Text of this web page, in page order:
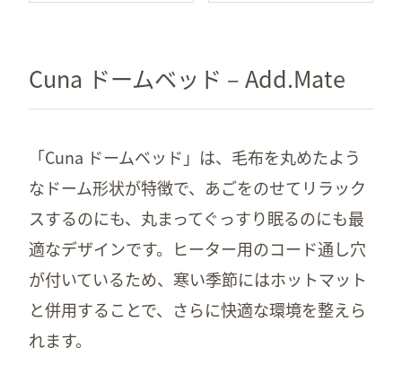
Cuna ドームベッド – Add.Mate
「Cuna ドームベッド」は、毛布を丸めたよう
なドーム形状が特徴で、あごをのせてリラック
スするのにも、丸まってぐっすり眠るのにも最
適なデザインです。ヒーター用のコード通し穴
が付いているため、寒い季節にはホットマット
と併用することで、さらに快適な環境を整えら
れます。